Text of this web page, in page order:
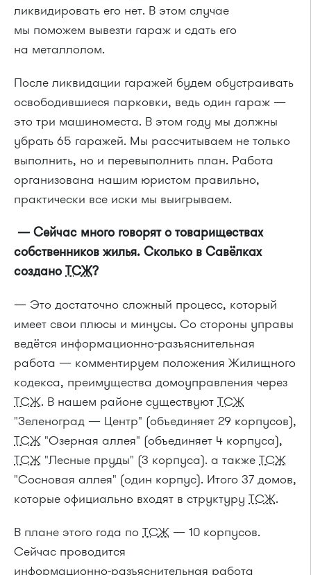
ликвидировать его нет. В этом случае
мы поможем вывезти гараж и сдать его
на металлолом.
После ликвидации гаражей будем обустраивать
освободившиеся парковки, ведь один гараж —
это три машиноместа. В этом году мы должны
убрать 65 гаражей. Мы рассчитываем не только
выполнить, но и перевыполнить план. Работа
организована нашим юристом правильно,
практически все иски мы выигрываем.
— Сейчас много говорят о товариществах
собственников жилья. Сколько в Савёлках
создано ТСЖ?
— Это достаточно сложный процесс, который
имеет свои плюсы и минусы. Со стороны управы
ведётся информационно-разъяснительная
работа — комментируем положения Жилищного
кодекса, преимущества домоуправления через
ТСЖ. В нашем районе существуют ТСЖ
"Зеленоград — Центр" (объединяет 29 корпусов),
ТСЖ "Озерная аллея" (объединяет 4 корпуса),
ТСЖ "Лесные пруды" (3 корпуса). а также ТСЖ
"Сосновая аллея" (один корпус). Итого 37 домов,
которые официально входят в структуру ТСЖ.
В плане этого года по ТСЖ — 10 корпусов.
Сейчас проводится
информационно-разъяснительная работа